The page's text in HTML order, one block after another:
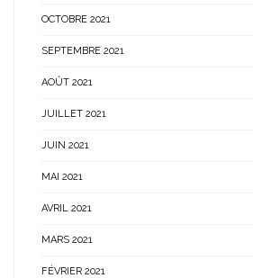
OCTOBRE 2021
SEPTEMBRE 2021
AOÛT 2021
JUILLET 2021
JUIN 2021
MAI 2021
AVRIL 2021
MARS 2021
FÉVRIER 2021